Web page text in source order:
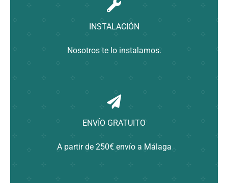
INSTALACIÓN
Nosotros te lo instalamos.
ENVÍO GRATUITO
A partir de 250€ envío a Málaga